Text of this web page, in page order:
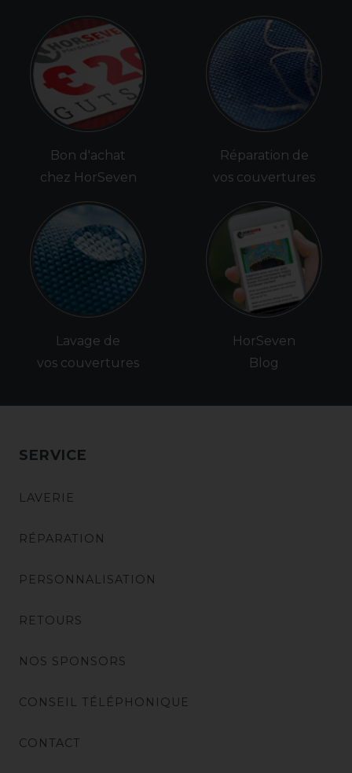
Bon d'achat
chez HorSeven
Lavage de
vos couvertures
Réparation de
vos couvertures
HorSeven
Blog
SERVICE
LAVERIE
RÉPARATION
PERSONNALISATION
RETOURS
NOS SPONSORS
CONSEIL TÉLÉPHONIQUE
CONTACT